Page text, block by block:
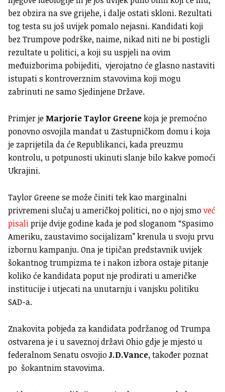
bez obzira na sve grijehe, i dalje ostati skloni. Rezultati
tog testa su još uvijek pomalo nejasni. Kandidati koji
bez Trumpove podrške, naime, nikad niti ne bi postigli
rezultate u politici, a koji su uspjeli na ovim
međuizborima pobijediti, vjerojatno će glasno nastaviti
istupati s kontroverznim stavovima koji mogu
zabrinuti ne samo Sjedinjene Države.
Primjer je Marjorie Taylor Greenekoja je premoćno
ponovno osvojila mandat u Zastupničkom domu i koja
je zaprijetila da će Republikanci, kada preuzmu
kontrolu, u potpunosti ukinuti slanje bilo kakve pomoći
Ukrajini.
Taylor Greene se može činiti tek kao marginalni
privremeni slučaj u američkoj politici, no o njoj smoveć
pisaliprije dvije godine kada je pod sloganom “Spasimo
Ameriku, zaustavimo socijalizam” krenula u svoju prvu
izbornu kampanju. Ona je tipičan predstavnik uvijek
šokantnog trumpizma te i nakon izbora ostaje pitanje
koliko će kandidata poput nje prodirati u američke
institucije i utjecati na unutarnju i vanjsku politiku
SAD-a.
Znakovita pobjeda za kandidata podržanog od Trumpa
ostvarena je i u saveznoj državi Ohio gdje je mjesto u
federalnom Senatu osvojioJ.D.Vance,također poznat
po šokantnim stavovima.